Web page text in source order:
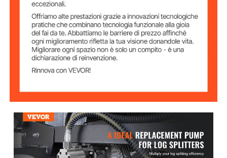
Motore a gas minimo 8 HP o
superiore, solo trasmissione
diretta, albero orizzontale
Primo stadio 13 GPM @ 650 PSI
Secondo stadio 3,5 GPM a 2500 PSI